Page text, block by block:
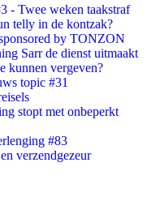
- Twee weken taakstraf
telly in de kontzak?
by TONZON
Sarr de dienst uitmaakt
kunnen vergeven?
topic #31
stopt met onbeperkt
#83
verzendgezeur